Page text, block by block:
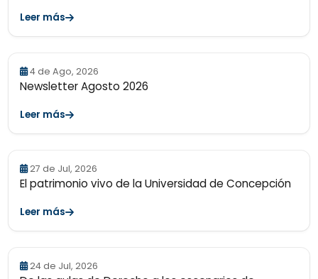
Leer más
4 de Ago, 2026
Newsletter Agosto 2026
Leer más
27 de Jul, 2026
El patrimonio vivo de la Universidad de Concepción
Leer más
24 de Jul, 2026